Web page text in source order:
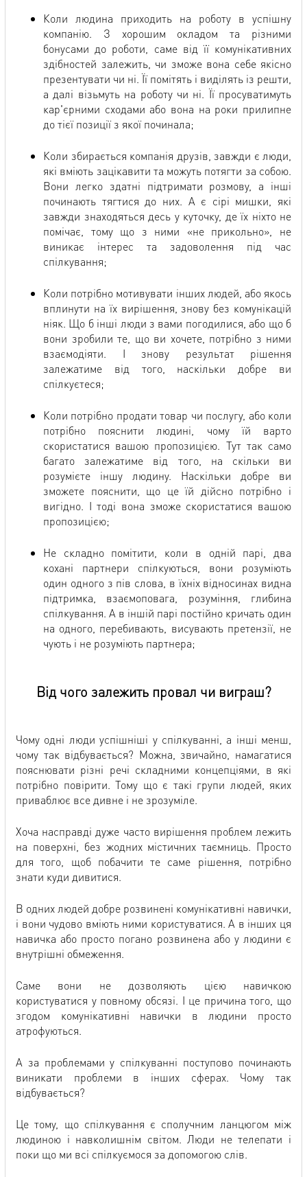
Коли людина приходить на роботу в успішну
компанію. З хорошим окладом та різними
бонусами до роботи, саме від її комунікативних
здібностей залежить, чи зможе вона себе якісно
презентувати чи ні. Її помітять і виділять із решти,
а далі візьмуть на роботу чи ні. Її просуватимуть
кар'єрними сходами або вона на роки прилипне
до тієї позиції з якої починала;
Коли збирається компанія друзів, завжди є люди,
які вміють зацікавити та можуть потягти за собою.
Вони легко здатні підтримати розмову, а інші
починають тягтися до них. А є сірі мишки, які
завжди знаходяться десь у куточку, де їх ніхто не
помічає, тому що з ними «не прикольно», не
виникає інтерес та задоволення під час
спілкування;
Коли потрібно мотивувати інших людей, або якось
вплинути на їх вирішення, знову без комунікацій
ніяк. Що б інші люди з вами погодилися, або що б
вони зробили те, що ви хочете, потрібно з ними
взаємодіяти. І знову результат рішення
залежатиме від того, наскільки добре ви
спілкуєтеся;
Коли потрібно продати товар чи послугу, або коли
потрібно пояснити людині, чому їй варто
скористатися вашою пропозицією. Тут так само
багато залежатиме від того, на скільки ви
розумієте іншу людину. Наскільки добре ви
зможете пояснити, що це їй дійсно потрібно і
вигідно. І тоді вона зможе скористатися вашою
пропозицією;
Не складно помітити, коли в одній парі, два
кохані партнери спілкуються, вони розуміють
один одного з пів слова, в їхніх відносинах видна
підтримка, взаємоповага, розуміння, глибина
спілкування. А в іншій парі постійно кричать один
на одного, перебивають, висувають претензії, не
чують і не розуміють партнера;
Від чого залежить провал чи виграш?
Чому одні люди успішніші у спілкуванні, а інші менш,
чому так відбувається? Можна, звичайно, намагатися
пояснювати різні речі складними концепціями, в які
потрібно повірити. Тому що є такі групи людей, яких
приваблює все дивне і не зрозуміле.
Хоча насправді дуже часто вирішення проблем лежить
на поверхні, без жодних містичних таємниць. Просто
для того, щоб побачити те саме рішення, потрібно
знати куди дивитися.
В одних людей добре розвинені комунікативні навички,
і вони чудово вміють ними користуватися. А в інших ця
навичка або просто погано розвинена або у людини є
внутрішні обмеження.
Саме вони не дозволяють цією навичкою
користуватися у повному обсязі. І це причина того, що
згодом комунікативні навички в людини просто
атрофуються.
А за проблемами у спілкуванні поступово починають
виникати проблеми в інших сферах. Чому так
відбувається?
Це тому, що спілкування є сполучним ланцюгом між
людиною і навколишнім світом. Люди не телепати і
поки що ми всі спілкуємося за допомогою слів.